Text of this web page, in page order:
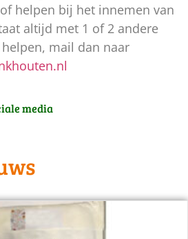
helpen bij het innemen van
altijd met 1 of 2 andere
mail dan naar
media